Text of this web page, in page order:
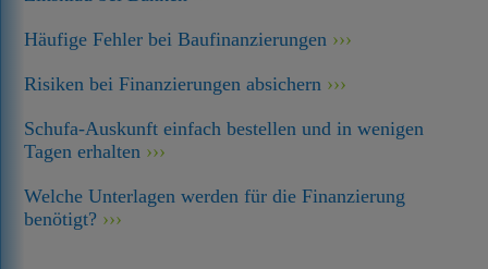
Häufige Fehler bei Baufinanzierungen
Risiken bei Finanzierungen absichern
Schufa-Auskunft einfach bestellen und in wenigen
Tagen erhalten
Welche Unterlagen werden für die Finanzierung
benötigt?